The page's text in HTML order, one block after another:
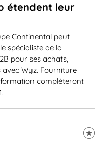
étendent leur
Continental peut
spécialiste de la
pour ses achats,
Wyz. Fourniture
compléteront